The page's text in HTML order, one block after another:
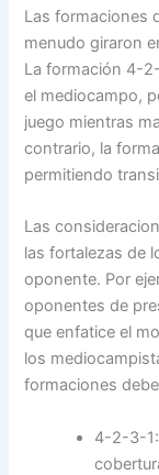
Las formaciones
menudo giraron
La formación 4-
el mediocampo,
juego mientras
contrario, la
permitiendo
Las
las fortalezas de
oponente. Por
oponentes de
que enfatice el
los
formaciones
4-2-3-